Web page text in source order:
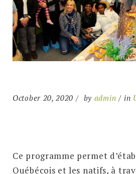
October 20, 2020 by admin in
Ce programme permet
Québécois et les natifs, à